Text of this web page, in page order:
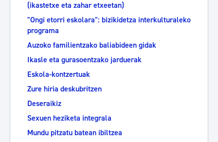
(ikastetxe eta zahar etxeetan)
"Ongi etorri eskolara": bizikidetza interkulturaleko
programa
Auzoko familientzako baliabideen gidak
Ikasle eta gurasoentzako jarduerak
Eskola-kontzertuak
Zure hiria deskubritzen
Deseraikiz
Sexuen heziketa integrala
Mundu pitzatu batean ibiltzea